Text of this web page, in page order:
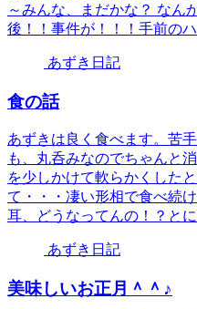
～みんな、まだかな？ なん
後！！事件が！！！手前の
あずき日記
食の話
あずきは良く食べます。苦
も、丸呑みなのでちゃんと
を少しかけて軟らかくした
て・・・凄い形相で食べ続
耳、どうなってんの！？と
あずき日記
美味しいお正月＾＾♪